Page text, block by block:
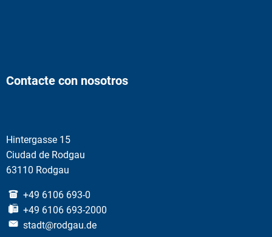
Contacte con nosotros
Hintergasse 15
Ciudad de Rodgau
63110 Rodgau
+49 6106 693-0
+49 6106 693-2000
stadt@rodgau.de